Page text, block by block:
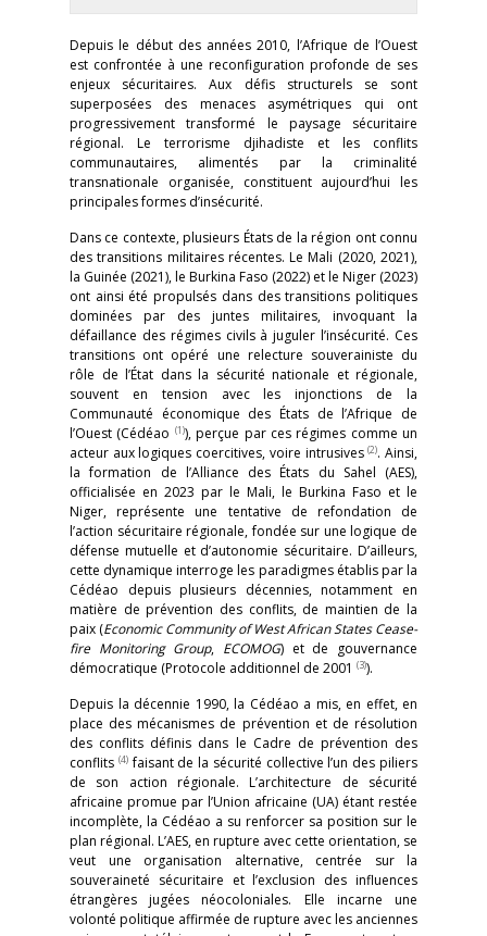
Depuis le début des années 2010, l’Afrique de l’Ouest
est confrontée à une reconfiguration profonde de ses
enjeux sécuritaires. Aux défis structurels se sont
superposées des menaces asymétriques qui ont
progressivement transformé le paysage sécuritaire
régional. Le terrorisme djihadiste et les conflits
communautaires, alimentés par la criminalité
transnationale organisée, constituent aujourd’hui les
principales formes d’insécurité.
Dans ce contexte, plusieurs États de la région ont connu
des transitions militaires récentes. Le Mali (2020, 2021),
la Guinée (2021), le Burkina Faso (2022) et le Niger (2023)
ont ainsi été propulsés dans des transitions politiques
dominées par des juntes militaires, invoquant la
défaillance des régimes civils à juguler l’insécurité. Ces
transitions ont opéré une relecture souverainiste du
rôle de l’État dans la sécurité nationale et régionale,
souvent en tension avec les injonctions de la
Communauté économique des États de l’Afrique de
l’Ouest (Cédéao (1)), perçue par ces régimes comme un
acteur aux logiques coercitives, voire intrusives(2). Ainsi,
la formation de l’Alliance des États du Sahel (AES),
officialisée en 2023 par le Mali, le Burkina Faso et le
Niger, représente une tentative de refondation de
l’action sécuritaire régionale, fondée sur une logique de
défense mutuelle et d’autonomie sécuritaire. D’ailleurs,
cette dynamique interroge les paradigmes établis par la
Cédéao depuis plusieurs décennies, notamment en
matière de prévention des conflits, de maintien de la
paix (Economic Community of West African States Cease-
fire Monitoring Group, ECOMOG) et de gouvernance
démocratique (Protocole additionnel de 2001 (3)).
Depuis la décennie 1990, la Cédéao a mis, en effet, en
place des mécanismes de prévention et de résolution
des conflits définis dans le Cadre de prévention des
conflits (4)faisant de la sécurité collective l’un des piliers
de son action régionale. L’architecture de sécurité
africaine promue par l’Union africaine (UA) étant restée
incomplète, la Cédéao a su renforcer sa position sur le
plan régional. L’AES, en rupture avec cette orientation, se
veut une organisation alternative, centrée sur la
souveraineté sécuritaire et l’exclusion des influences
étrangères jugées néocoloniales. Elle incarne une
volonté politique affirmée de rupture avec les anciennes